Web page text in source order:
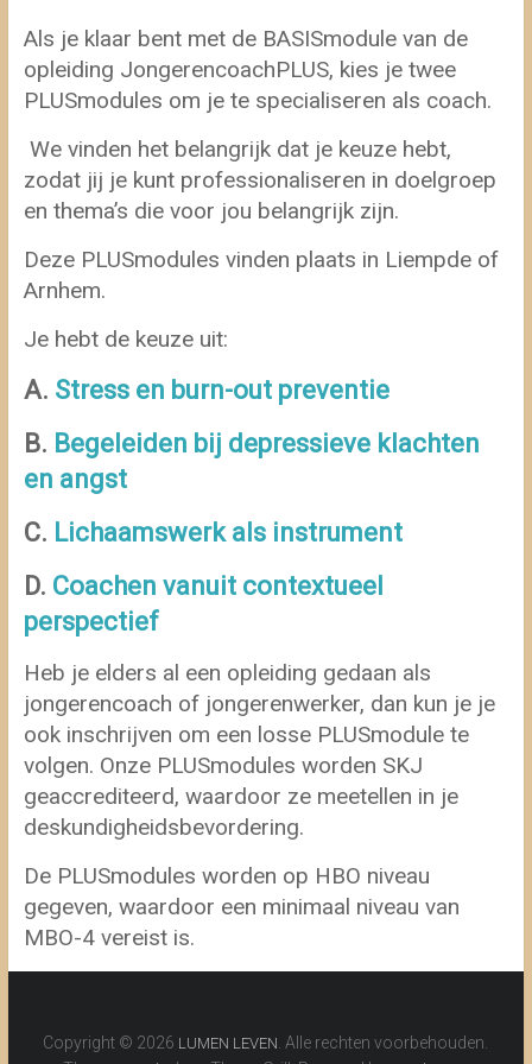
Als je klaar bent met de BASISmodule van de
opleiding JongerencoachPLUS, kies je twee
PLUSmodules om je te specialiseren als coach.
We vinden het belangrijk dat je keuze hebt,
zodat jij je kunt professionaliseren in doelgroep
en thema’s die voor jou belangrijk zijn.
Deze PLUSmodules vinden plaats in Liempde of
Arnhem.
Je hebt de keuze uit:
A. Stress en burn-out preventie
B. Begeleiden bij depressieve klachten
en angst
C. Lichaamswerk als instrument
D. Coachen vanuit contextueel
perspectief
Heb je elders al een opleiding gedaan als
jongerencoach of jongerenwerker, dan kun je je
ook inschrijven om een losse PLUSmodule te
volgen. Onze PLUSmodules worden SKJ
geaccrediteerd, waardoor ze meetellen in je
deskundigheidsbevordering.
De PLUSmodules worden op HBO niveau
gegeven, waardoor een minimaal niveau van
MBO-4 vereist is.
Copyright © 2026 LUMEN LEVEN . Alle rechten voorbehouden.